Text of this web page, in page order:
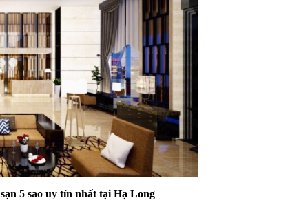
5 sao uy tín nhất tại Hạ Long